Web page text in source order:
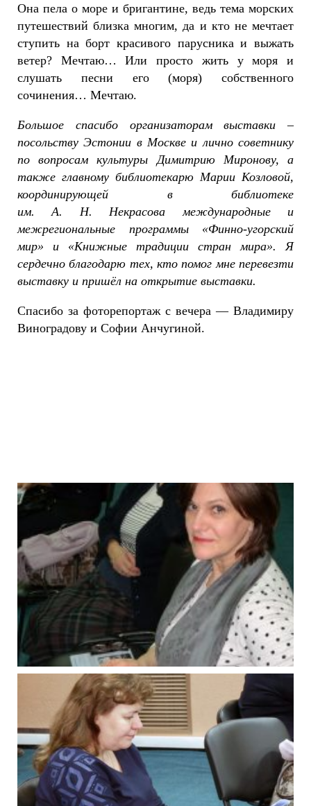
Она пела о море и бригантине, ведь тема морских
путешествий близка многим, да и кто не мечтает
ступить на борт красивого парусника и выжать
ветер? Мечтаю… Или просто жить у моря и
слушать песни его (моря) собственного
сочинения… Мечтаю.
Большое спасибо организаторам выставки –
посольству Эстонии в Москве и лично советнику
по вопросам культуры Димитрию Миронову, а
также главному библиотекарю Марии Козловой,
координирующей в библиотеке
им. А. Н. Некрасова международные и
межрегиональные программы «Финно-угорский
мир» и «Книжные традиции стран мира». Я
сердечно благодарю тех, кто помог мне перевезти
выставку и пришёл на открытие выставки.
Спасибо за фоторепортаж с вечера — Владимиру
Виноградову и Софии Анчугиной.